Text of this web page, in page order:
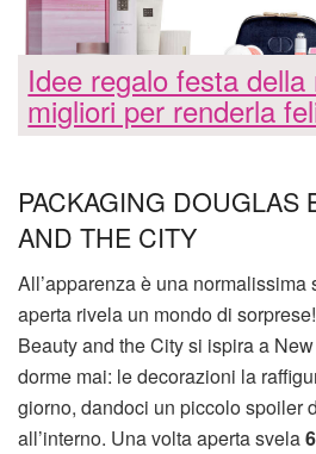
Idee regalo festa
migliori per renderla
PACKAGING DOUGLAS
AND THE CITY
All’apparenza è una normalissima
aperta rivela un mondo di
Beauty and the City si ispira a
dorme mai: le decorazioni la
giorno, dandoci un piccolo spoiler
all’interno. Una volta aperta svela